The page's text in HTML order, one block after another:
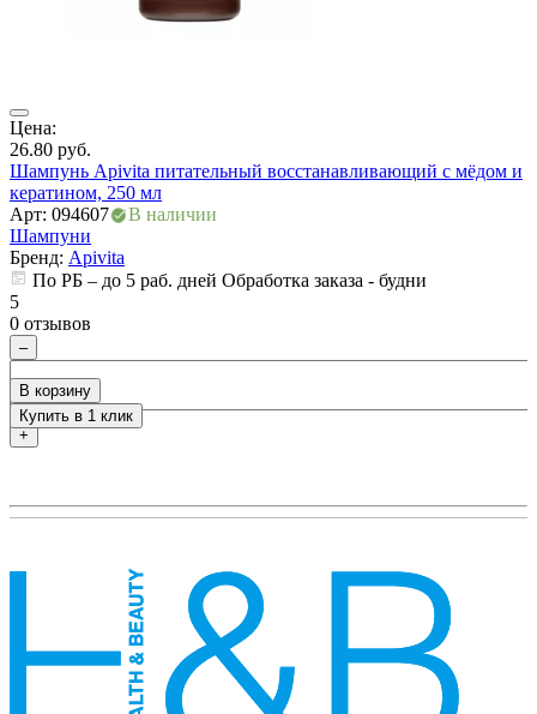
Цена:
26.80 руб.
Шампунь Apivita питательный восстанавливающий с мёдом и
кератином, 250 мл
Арт: 094607
В наличии
Шампуни
Бренд: Apivita
По РБ – до 5 раб. дней Обработка заказа - будни
5
0 отзывов
–
+
В корзину
Купить в 1 клик